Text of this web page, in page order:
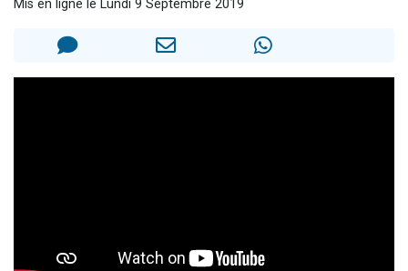
Mis en ligne le Lundi 9 Septembre 2019